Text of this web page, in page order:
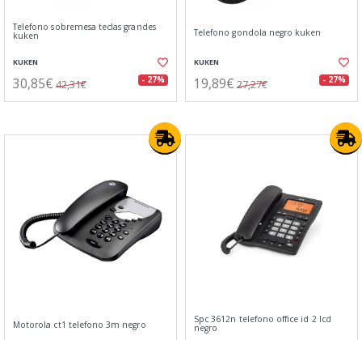
Telefono sobremesa teclas grandes
kuken
KUKEN
30,85€ 42,31€ - 27%
Telefono gondola negro kuken
KUKEN
19,89€ 27,27€ - 27%
Motorola ct1 telefono 3m negro Spc 3612n telefono office id 2 lcd
negro